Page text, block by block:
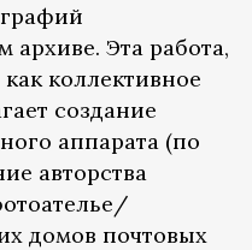
Эта работа,
коллективное
создание
аппарата (по
авторства
домов почтовых